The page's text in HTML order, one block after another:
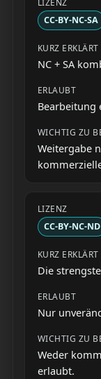
CC-BY-NC-SA
NC + SA
Bearbeitung
Weitergabe
CC-BY-NC-ND
Die
Nur
Weder
erlaubt.